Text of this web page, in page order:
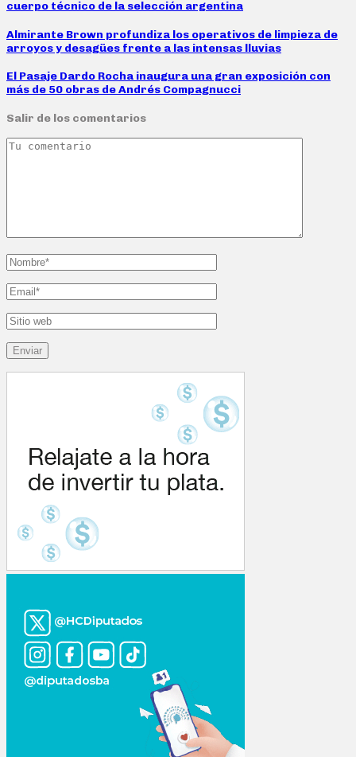
cuerpo técnico de la selección argentina
Almirante Brown profundiza los operativos de limpieza de
arroyos y desagües frente a las intensas lluvias
El Pasaje Dardo Rocha inaugura una gran exposición con
más de 50 obras de Andrés Compagnucci
Salir de los comentarios